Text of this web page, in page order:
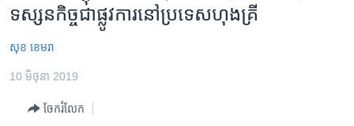
និង​
ទំព័រ​
ហេឡូវីអូអេ
កម្ពុជាច្នៃប្រតិដ្ឋ
ទស្សនកិច្ច​ជា​ផ្លូវការ​នៅ​ប្រទេស​ហុងគ្រី
សុខ ខេមរា
10 មិថុនា 2019
ចែករំលែក